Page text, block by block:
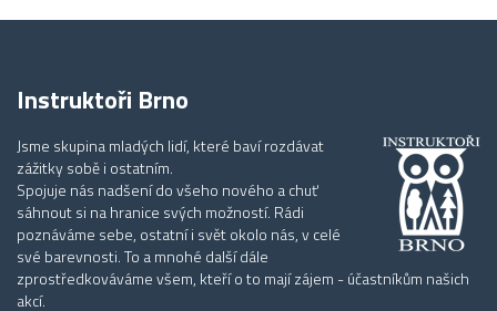
Instruktoři Brno
Jsme skupina mladých lidí, které baví rozdávat
zážitky sobě i ostatním.
Spojuje nás nadšení do všeho nového a chuť
sáhnout si na hranice svých možností. Rádi
poznáváme sebe, ostatní i svět okolo nás, v celé
své barevnosti. To a mnohé další dále
zprostředkováváme všem, kteří o to mají zájem - účastníkům našich
akcí.